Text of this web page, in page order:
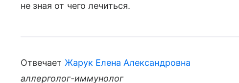
не зная от чего лечиться.
Отвечает Жарук Елена Александровна
аллерголог-иммунолог